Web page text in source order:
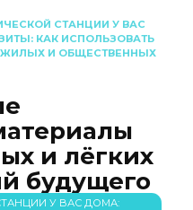
СТАНЦИИ У ВАС
КАК ИСПОЛЬЗОВАТЬ
И ОБЩЕСТВЕННЫХ
и лёгких
будущего
У ВАС ДОМА: